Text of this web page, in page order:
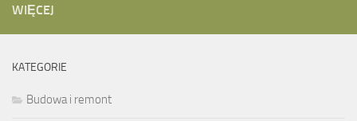
WIĘCEJ
KATEGORIE
Budowa i remont